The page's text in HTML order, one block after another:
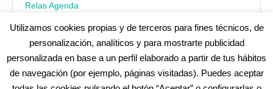
Relas Agenda
Utilizamos cookies propias y de terceros para fines técnicos, de
personalización, analíticos y para mostrarte publicidad
personalizada en base a un perfil elaborado a partir de tus hábitos
de navegación (por ejemplo, páginas visitadas). Puedes aceptar